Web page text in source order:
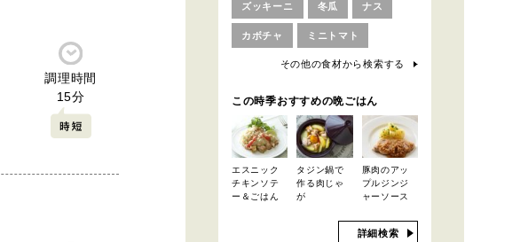
調理時間
15分
ズッキーニ 冬瓜 ナス
カボチャ ミニトマト
その他の食材から検索する
この時季おすすめの晩ごはん
エスニック
チキンソテ
ー＆ごはん
タジン鍋で
作る肉じゃ
が
豚肉のアッ
プルジンジ
ャーソース
詳細検索